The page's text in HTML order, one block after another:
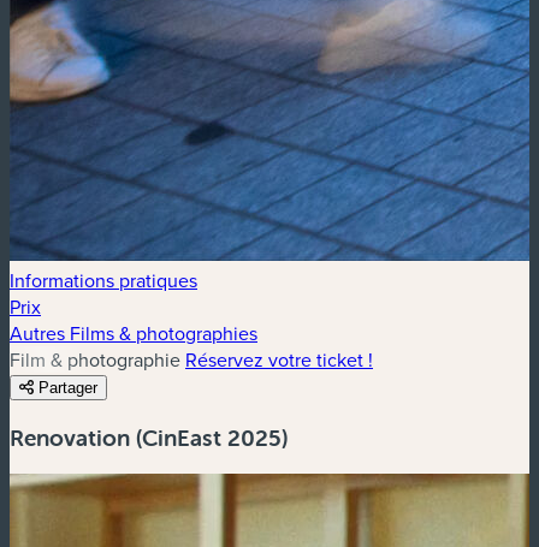
Informations pratiques
Prix
Autres Films & photographies
Film & photographie Réservez votre ticket !
Partager
Renovation (CinEast 2025)